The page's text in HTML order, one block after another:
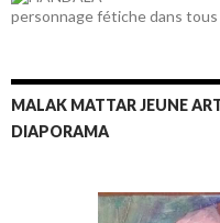
personnage fétiche dans
MALAK MATTAR JEUNE
DIAPORAMA